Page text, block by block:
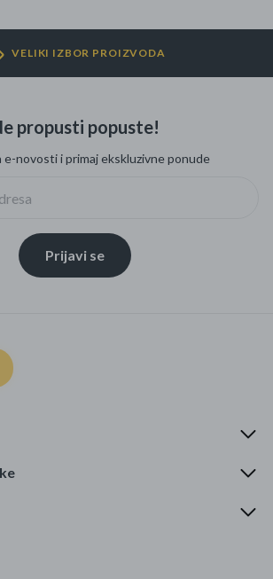
VELIKI IZBOR PROIZVODA
propusti popuste!
e-novosti i primaj ekskluzivne ponude
Prijavi se